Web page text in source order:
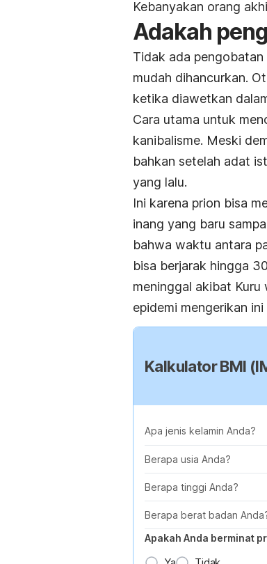
Kebanyakan orang
Adakah
Tidak ada
mudah dihancurkan.
ketika diawetkan
Cara utama untuk
kanibalisme. Meski
bahkan setelah adat
yang lalu.
Ini karena prion bisa
inang yang baru
bahwa waktu antara
bisa berjarak hingga
meninggal akibat
epidemi mengerikan
Kalkulator BMI
Apa jenis kelamin Anda?
Berapa usia Anda?
Berapa tinggi Anda?
Berapa berat badan
Apakah Anda berminat